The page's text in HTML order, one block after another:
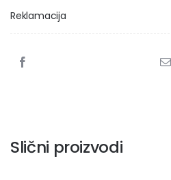
Reklamacija
Slični proizvodi